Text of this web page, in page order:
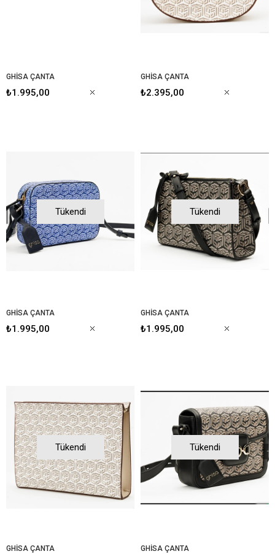
GHİSA ÇANTA
₺1.995,00
GHİSA ÇANTA
₺2.395,00
Tükendi
GHİSA ÇANTA
₺1.995,00
Tükendi
GHİSA ÇANTA
₺1.995,00
Tükendi
GHİSA ÇANTA
Tükendi
GHİSA ÇANTA